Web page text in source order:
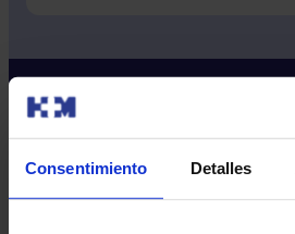
Consentimiento Detalles